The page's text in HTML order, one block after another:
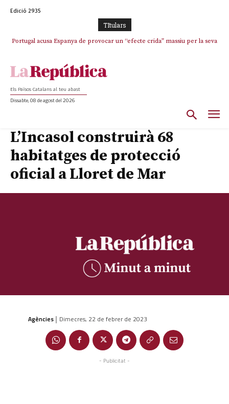
Edició 2935
TItulars
Portugal acusa Espanya de provocar un “efecte crida” massiu per la seva
El col·lapse de l’operació de Marc Puigtió a Girona: desbandada de
Els Països Catalans al teu abast
Dissabte, 08 de agost del 2026
L’Incasol construirà 68
habitatges de protecció
oficial a Lloret de Mar
Agències | Dimecres, 22 de febrer de 2023
- Publicitat -